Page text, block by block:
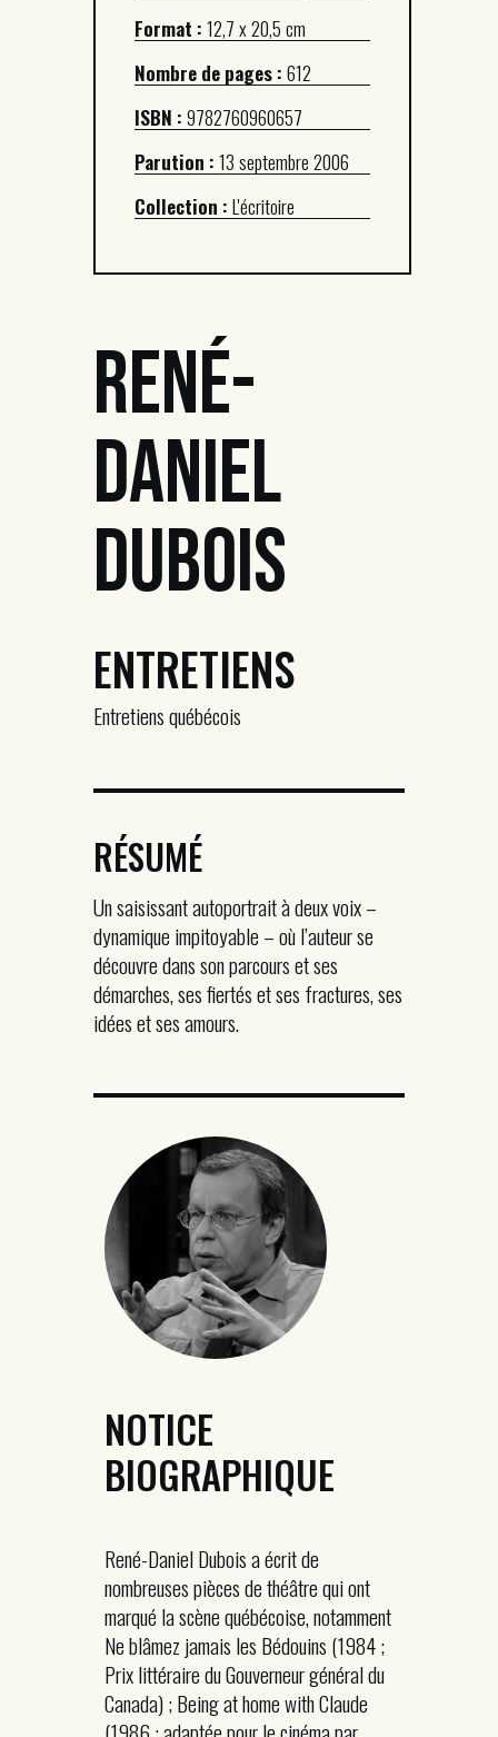
Format :12,7 x 20,5 cm
Nombre de pages :612
ISBN :9782760960657
Parution :13 septembre 2006
Collection :L'écritoire
René-
Daniel
Dubois
ENTRETIENS
Entretiens québécois
RÉSUMÉ
Un saisissant autoportrait à deux voix –
dynamique impitoyable – où l’auteur se
découvre dans son parcours et ses
démarches, ses fiertés et ses fractures, ses
idées et ses amours.
NOTICE
BIOGRAPHIQUE
René-Daniel Dubois a écrit de
nombreuses pièces de théâtre qui ont
marqué la scène québécoise, notamment
Ne blâmez jamais les Bédouins (1984 ;
Prix littéraire du Gouverneur général du
Canada) ; Being at home with Claude